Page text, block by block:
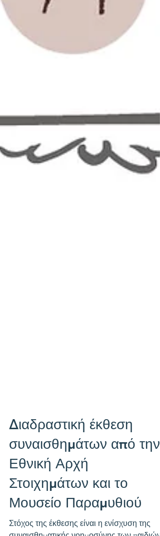
Διαδραστική έκθεση
συναισθημάτων από την
Εθνική Αρχή
Στοιχημάτων και το
Μουσείο Παραμυθιού